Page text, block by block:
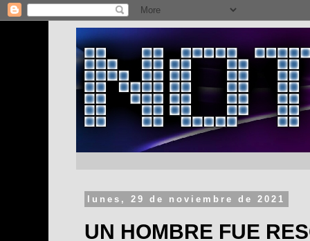
lunes, 29 de noviembre de 2021
UN HOMBRE FUE